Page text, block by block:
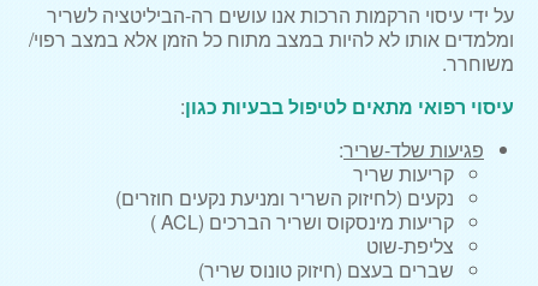
על ידי עיסוי הרקמות הרכות אנו עושים רה-הביליטציה לשריר
ומלמדים אותו לא להיות במצב מתוח כל הזמן אלא במצב רפוי/
משוחרר.
עיסוי רפואי מתאים לטיפול בבעיות כגון:
פגיעות שלד-שריר:
קריעות שריר
נקעים (לחיזוק השריר ומניעת נקעים חוזרים)
קריעות מינסקוס ושריר הברכים (ACL )
צליפת-שוט
שברים בעצם (חיזוק טונוס שריר)